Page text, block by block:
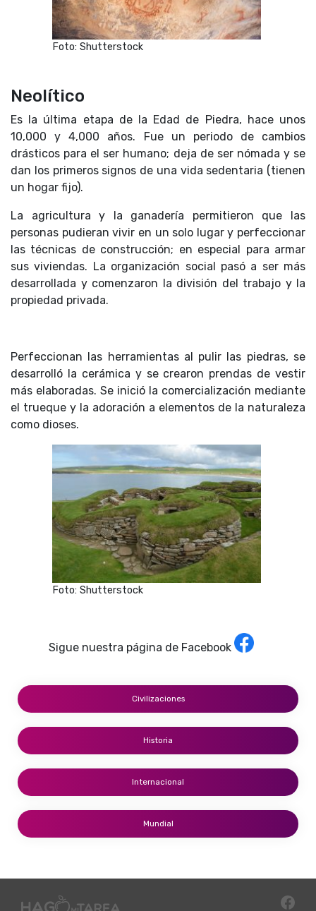
Foto: Shutterstock
Neolítico
Es la última etapa de la Edad de Piedra, hace unos
10,000 y 4,000 años. Fue un periodo de cambios
drásticos para el ser humano; deja de ser nómada y se
dan los primeros signos de una vida sedentaria (tienen
un hogar fijo).
La agricultura y la ganadería permitieron que las
personas pudieran vivir en un solo lugar y perfeccionar
las técnicas de construcción; en especial para armar
sus viviendas. La organización social pasó a ser más
desarrollada y comenzaron la división del trabajo y la
propiedad privada.
Perfeccionan las herramientas al pulir las piedras, se
desarrolló la cerámica y se crearon prendas de vestir
más elaboradas. Se inició la comercialización mediante
el trueque y la adoración a elementos de la naturaleza
como dioses.
Foto: Shutterstock
Sigue nuestra página de Facebook
Civilizaciones
Historia
Internacional
Mundial